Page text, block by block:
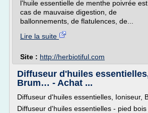
l'huile essentielle de menthe poivrée
cas de mauvaise digestion, de
ballonnements, de flatulences, de...
Lire la suite
Site : http://herbiotiful.com
Diffuseur d'huiles
Brum… - Achat ...
Diffuseur d'huiles essentielles, Ioniseur,
Diffuseur d'huiles essentielles - pied